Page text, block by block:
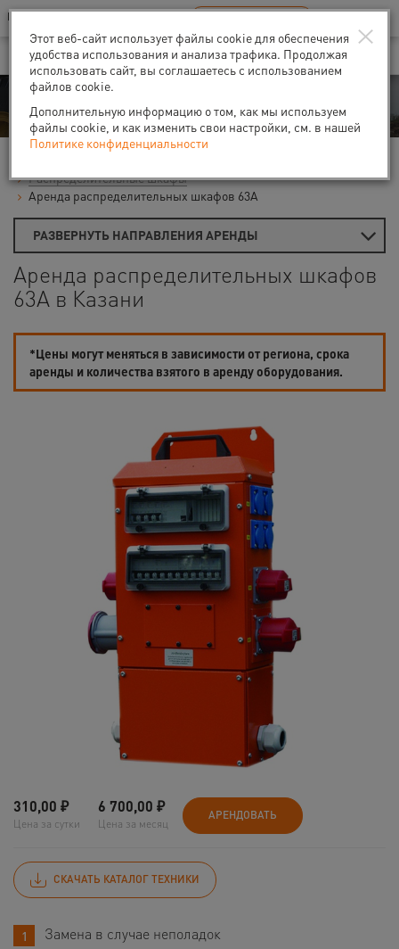
Ваш город:Казань
В Вашем регионе нет наших офисов RU EN
Аренда
Распределительные шкафы
Аренда распределительных шкафов 63А
РАЗВЕРНУТЬ НАПРАВЛЕНИЯ АРЕНДЫ
Аренда распределительных шкафов
63А в Казани
*Цены могут меняться в зависимости от региона, срока
аренды и количества взятого в аренду оборудования.
310,00 ₽
Цена за сутки
6 700,00 ₽
Цена за месяц
АРЕНДОВАТЬ
СКАЧАТЬ КАТАЛОГ ТЕХНИКИ
Замена в случае неполадок
×
Этот веб-сайт использует файлы cookie для обеспечения
удобства использования и анализа трафика. Продолжая
использовать сайт, вы соглашаетесь с использованием
файлов cookie.
Дополнительную информацию о том, как мы используем
файлы cookie, и как изменить свои настройки, см. в нашей
Политике конфиденциальности